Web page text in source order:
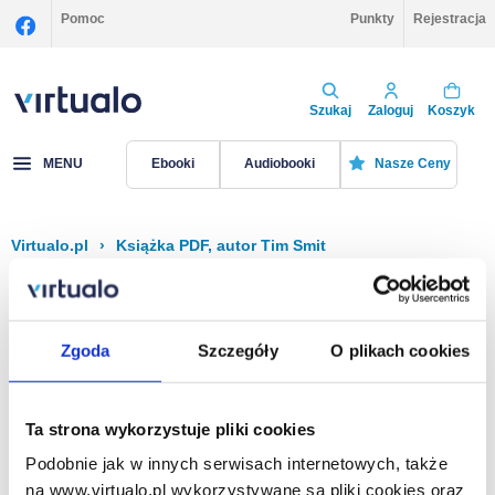
Zgoda Szczegóły O plikach cookies
Ta strona wykorzystuje pliki cookies
Podobnie jak w innych serwisach internetowych, także
na www.virtualo.pl wykorzystywane są pliki cookies oraz
Pomoc Punkty Rejestracja
Szukaj Zaloguj Koszyk
MENU Ebooki Audiobooki Nasze Ceny
Virtualo.pl › Książka PDF, autor Tim Smit
Filtruj Sortuj
Na stronie